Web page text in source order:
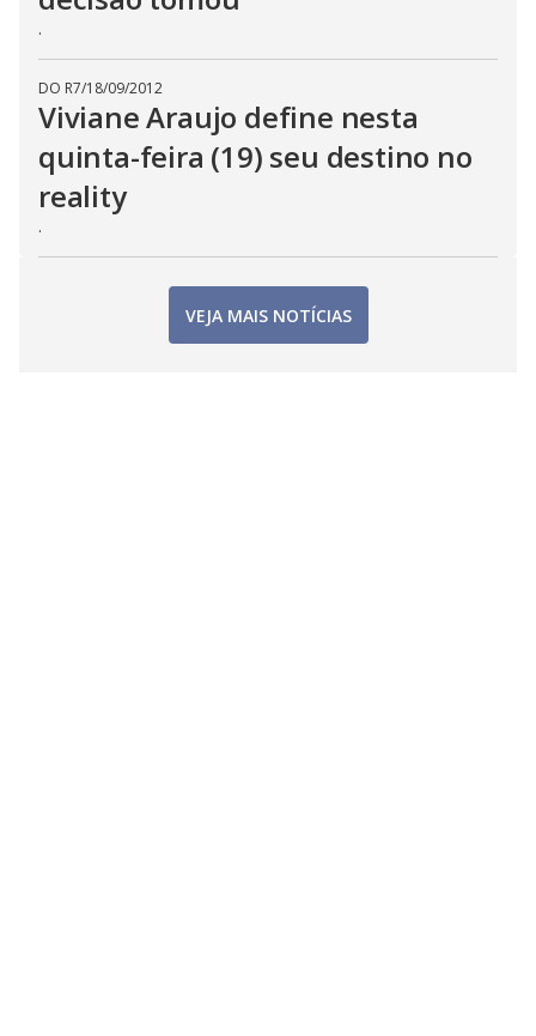
.
DO R7/18/09/2012
Viviane Araujo define nesta
quinta-feira (19) seu destino no
reality
.
VEJA MAIS NOTÍCIAS